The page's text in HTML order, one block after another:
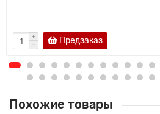
Предзаказ
Похожие товары